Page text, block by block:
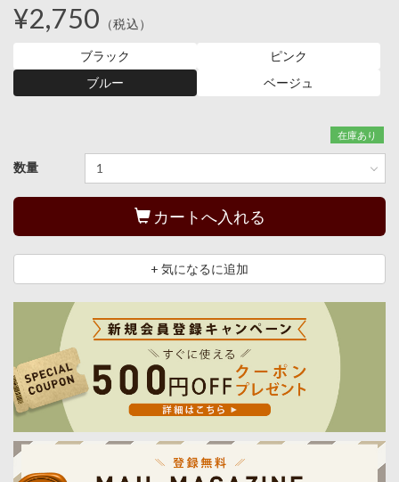
¥2,750 （税込）
ブラック
ピンク
ブルー
ベージュ
在庫あり
数量
カートへ入れる
+ 気になるに追加